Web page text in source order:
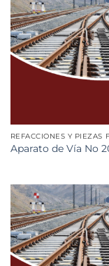
Aparato de Vía No